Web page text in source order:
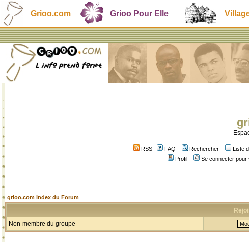
Grioo.com Grioo Pour Elle
RSS FAQ Rechercher Liste
Profil
Se connecter
grioo.com Index du Forum
Non-membre du groupe